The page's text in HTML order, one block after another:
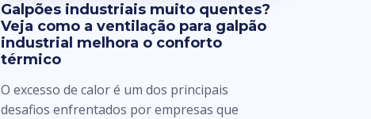
Galpões industriais muito quentes?
Veja como a ventilação para galpão
industrial melhora o conforto
térmico
O excesso de calor é um dos principais
desafios enfrentados por empresas que